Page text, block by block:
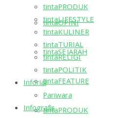
tintaOPINI
tintaSEJARAH
tintaFEATURE
tintaPRODUK
tintaPRODUK
tintaLIFESTYLE
tintaKULINER
tintaTURIAL
tintaRELIGI
tintaPOLITIK
Inforial
Pariwara
Infografis